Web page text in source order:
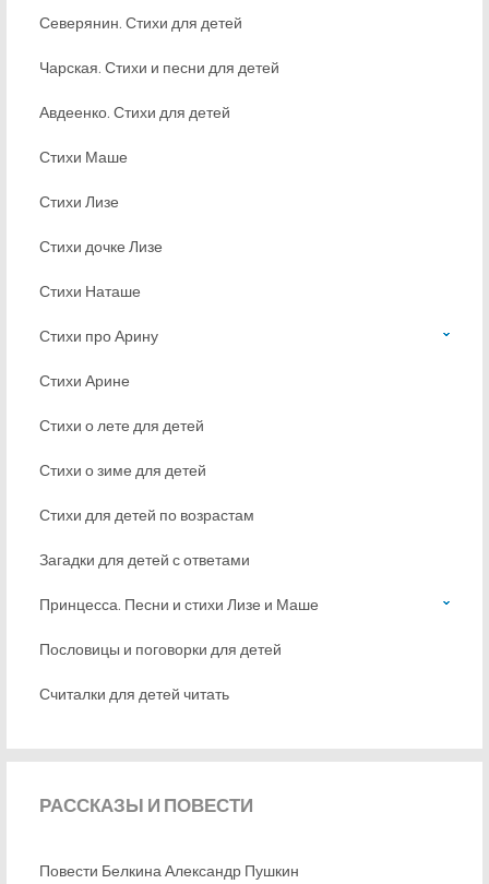
Северянин. Стихи для детей
Чарская. Стихи и песни для детей
Авдеенко. Стихи для детей
Стихи Маше
Стихи Лизе
Стихи дочке Лизе
Стихи Наташе
Стихи про Арину
Стихи Арине
Стихи о лете для детей
Стихи о зиме для детей
Стихи для детей по возрастам
Загадки для детей с ответами
Принцесса. Песни и стихи Лизе и Маше
Пословицы и поговорки для детей
Считалки для детей читать
РАССКАЗЫ И ПОВЕСТИ
Повести Белкина Александр Пушкин